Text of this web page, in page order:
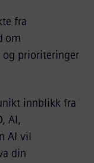
fra
om
prioriteringer
innblikk fra
AI,
AI vil
din